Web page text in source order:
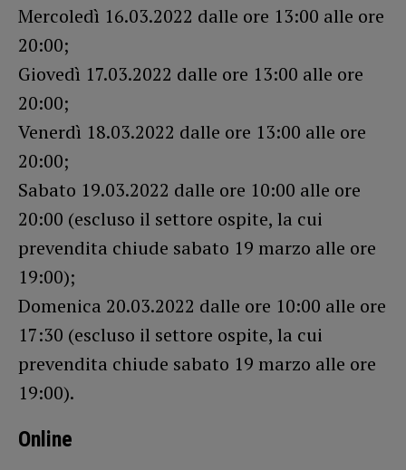
Mercoledì 16.03.2022 dalle ore 13:00 alle ore
20:00;
Giovedì 17.03.2022 dalle ore 13:00 alle ore
20:00;
Venerdì 18.03.2022 dalle ore 13:00 alle ore
20:00;
Sabato 19.03.2022 dalle ore 10:00 alle ore
20:00 (escluso il settore ospite, la cui
prevendita chiude sabato 19 marzo alle ore
19:00);
Domenica 20.03.2022 dalle ore 10:00 alle ore
17:30 (escluso il settore ospite, la cui
prevendita chiude sabato 19 marzo alle ore
19:00).
Online